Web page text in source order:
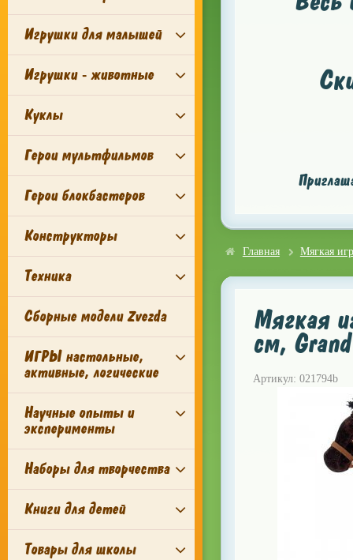
Игрушки для малышей
Игрушки - животные
Куклы
Герои мультфильмов
Герои блокбастеров
Конструкторы
Техника
Сборные модели Zvezda
ИГРЫ настольные,
активные, логические
Научные опыты и
эксперименты
Наборы для творчества
Книги для детей
Товары для школы
Главная Мягкая
Мягкая
см,
Артикул: 021794b